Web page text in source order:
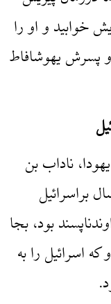
خوابید و او را
پسرش یهوشافاط
ناداب بن
براسرائیل
بود، بجا
اسرائیل را به